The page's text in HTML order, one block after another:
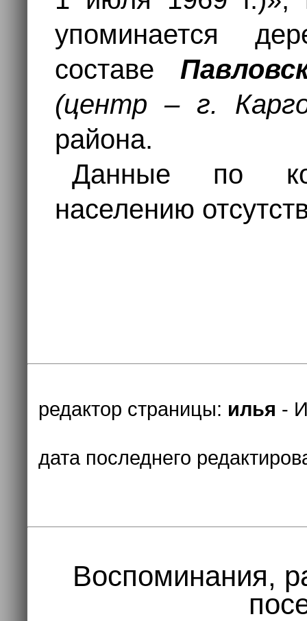
упоминается
составе
(центр – г.
района.
Данные по
населению
редактор страницы: илья -
дата последнего
Воспоминания,